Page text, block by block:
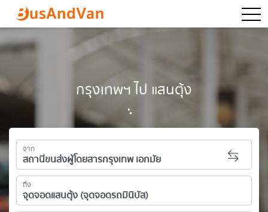
กรุงเทพฯ ไป แสนตุ้ง
จาก
ถึง